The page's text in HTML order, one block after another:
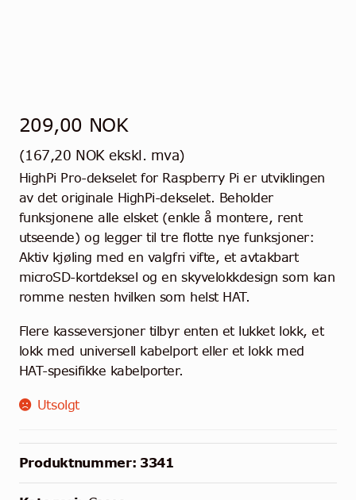
209,00 NOK
(167,20 NOKekskl. mva)
HighPi Pro-dekselet for Raspberry Pi er utviklingen
av det originale HighPi-dekselet. Beholder
funksjonene alle elsket (enkle å montere, rent
utseende) og legger til tre flotte nye funksjoner:
Aktiv kjøling med en valgfri vifte, et avtakbart
microSD-kortdeksel og en skyvelokkdesign som kan
romme nesten hvilken som helst HAT.
Flere kasseversjoner tilbyr enten et lukket lokk, et
lokk med universell kabelport eller et lokk med
HAT-spesifikke kabelporter.
Utsolgt
Produktnummer: 3341